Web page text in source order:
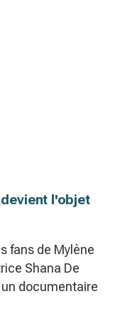
l'objet
fans de Mylène
Shana De
documentaire